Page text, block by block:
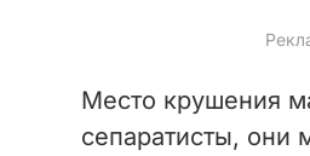
Место крушения
сепаратисты, они